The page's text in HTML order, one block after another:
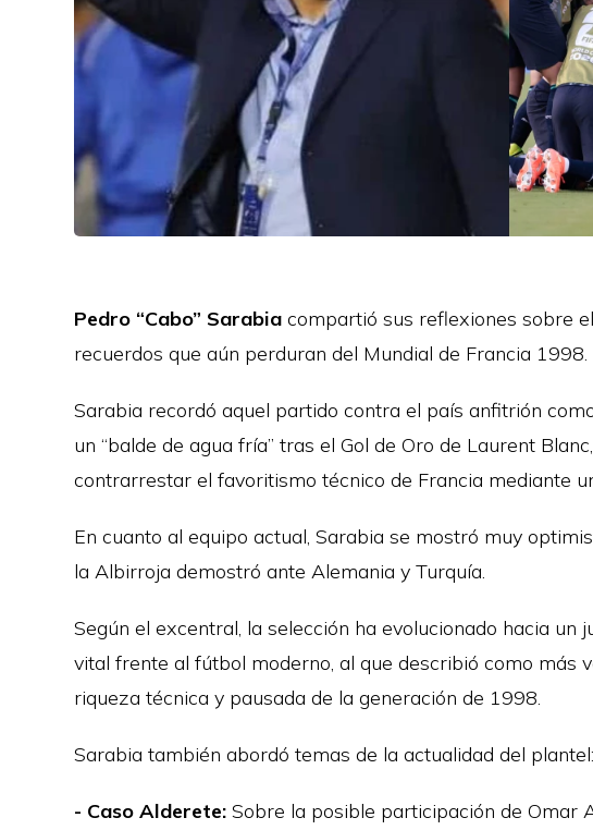
Pedro “Cabo” Sarabia compartió sus reflexiones sobre
recuerdos que aún perduran del Mundial de Francia 1998.
Sarabia recordó aquel partido contra el país anfitrión
un “balde de agua fría” tras el Gol de Oro de Laurent
contrarrestar el favoritismo técnico de Francia mediante
En cuanto al equipo actual, Sarabia se mostró muy
la Albirroja demostró ante Alemania y Turquía.
Según el excentral, la selección ha evolucionado hacia un
vital frente al fútbol moderno, al que describió como más
riqueza técnica y pausada de la generación de 1998.
Sarabia también abordó temas de la actualidad del plantel:
- Caso Alderete: Sobre la posible participación de Omar